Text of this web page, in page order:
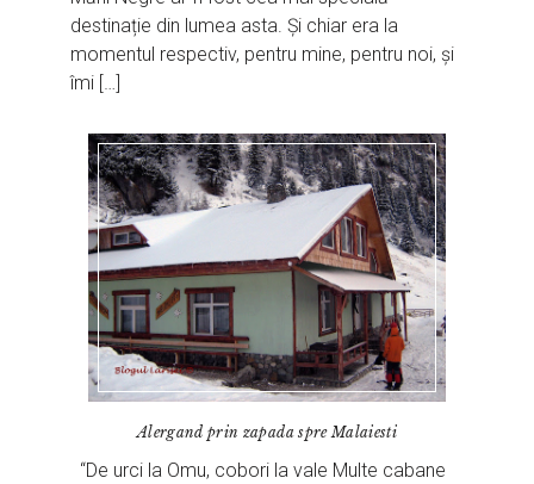
destinație din lumea asta. Și chiar era la
momentul respectiv, pentru mine, pentru noi, și
îmi […]
Alergand prin zapada spre Malaiesti
“De urci la Omu, cobori la vale Multe cabane